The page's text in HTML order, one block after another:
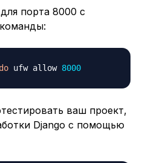
порта 8000 с
ufw allow 8000
ваш проект,
Django с помощью